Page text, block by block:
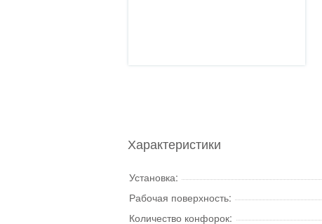
Характеристики
Установка:
Рабочая поверхность:
Количество конфорок: